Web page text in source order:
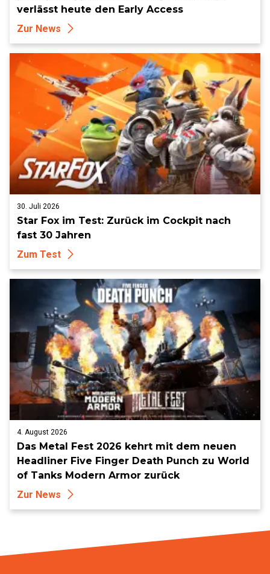
verlässt heute den Early Access
Zur News
30. Juli 2026
Star Fox im Test: Zurück im Cockpit nach
fast 30 Jahren
Zum Test
4. August 2026
Das Metal Fest 2026 kehrt mit dem neuen
Headliner Five Finger Death Punch zu World
of Tanks Modern Armor zurück
Zur News